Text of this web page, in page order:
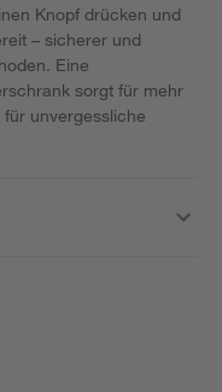
Knopf drücken und
– sicherer und
Eine
sorgt für mehr
unvergessliche